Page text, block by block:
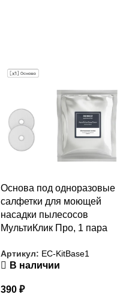
Основа под одноразовые
салфетки для моющей
насадки пылесосов
МультиКлик Про, 1 пара
Артикул: EC-KitBase1
В наличии
390 ₽